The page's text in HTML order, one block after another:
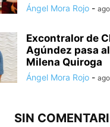
Ángel Mora Rojo -
Excontralor de
Agúndez pasa
Milena Quiroga
Ángel Mora Rojo -
SIN